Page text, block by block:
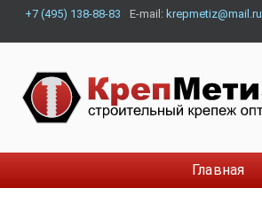
+7 (495) 138-88-83 E-mail: krepmetiz@mail.ru
Главная